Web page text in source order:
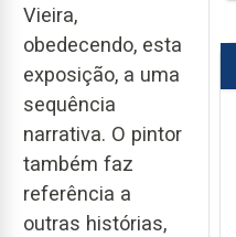
Vieira,
obedecendo, esta
exposição, a uma
sequência
narrativa. O pintor
também faz
referência a
outras histórias,